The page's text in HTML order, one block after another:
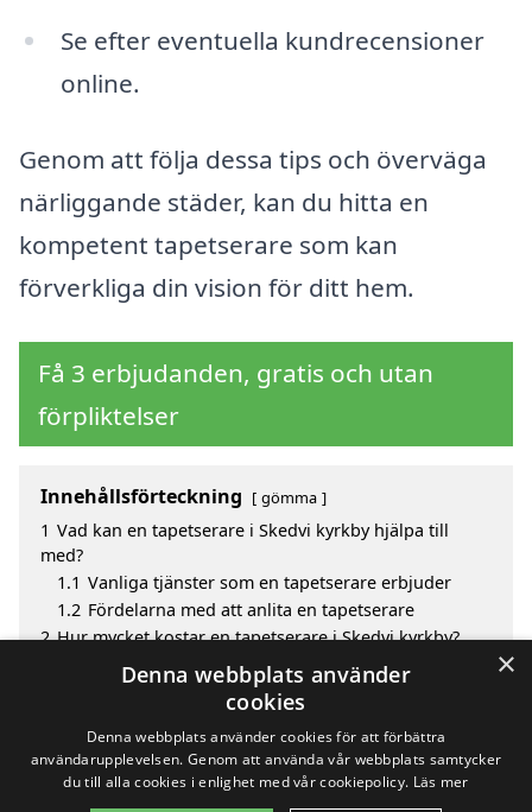
Se efter eventuella kundrecensioner
online.
Genom att följa dessa tips och överväga
närliggande städer, kan du hitta en
kompetent tapetserare som kan
förverkliga din vision för ditt hem.
Få 3 erbjudanden, gratis och utan
förpliktelser
Innehållsförteckning gömma
1 Vad kan en tapetserare i Skedvi kyrkby hjälpa till
med?
1.1 Vanliga tjänster som en tapetserare erbjuder
1.2 Fördelarna med att anlita en tapetserare
2 Hur mycket kostar en tapetserare i Skedvi kyrkby?
Fördelar med att välja tapetserare i Skedvi Kyrkby
Sök efter en skicklig tapetserare i de omgivande
×
Denna webbplats använder
cookies
Denna webbplats använder cookies för att förbättra
användarupplevelsen. Genom att använda vår webbplats samtycker
du till alla cookies i enlighet med vår cookiepolicy. Läs mer